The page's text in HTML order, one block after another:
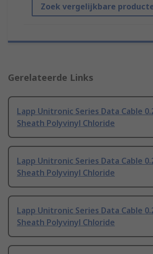
Zoek vergelijkbare
Gerelateerde Links
Lapp Unitronic Series Data Cable
Sheath Polyvinyl Chloride
Lapp Unitronic Series Data Cable
Sheath Polyvinyl Chloride
Lapp Unitronic Series Data Cable
Sheath Polyvinyl Chloride